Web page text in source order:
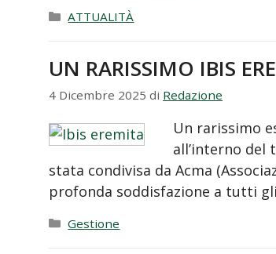
Categorie
ATTUALITÀ
UN RARISSIMO IBIS
4 Dicembre 2025 di Redazione
Un rarissimo
all’interno del
stata condivisa da Acma
profonda soddisfazione a tutti
Categorie
Gestione